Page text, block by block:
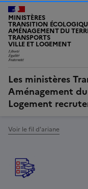
MINISTÈRES
TRANSITION
AMÉNAGEMENT DU
TRANSPORTS
VILLE ET LOGEMENT
Les ministères
Aménagement
Logement
Voir le fil d'ariane